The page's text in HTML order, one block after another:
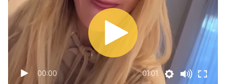
00:00 01:01